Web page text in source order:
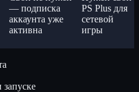
— подписка
аккаунта уже
активна
PS Plus для
сетевой
игры